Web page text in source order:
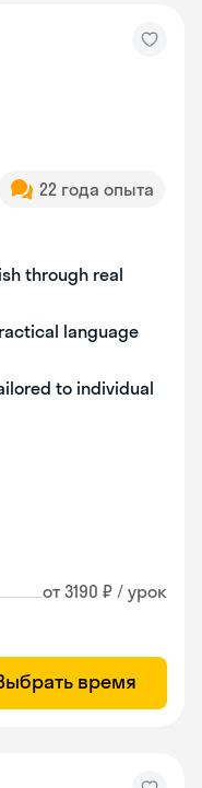
22 года опыта
through real
language
to individual
от 3190 ₽ / урок
время